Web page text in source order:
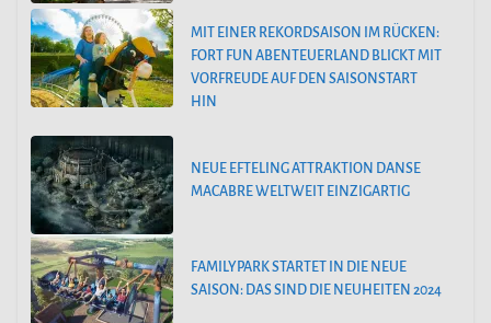
MIT EINER REKORDSAISON IM RÜCKEN:
FORT FUN ABENTEUERLAND BLICKT MIT
VORFREUDE AUF DEN SAISONSTART
HIN
NEUE EFTELING ATTRAKTION DANSE
MACABRE WELTWEIT EINZIGARTIG
FAMILYPARK STARTET IN DIE NEUE
SAISON: DAS SIND DIE NEUHEITEN 2024